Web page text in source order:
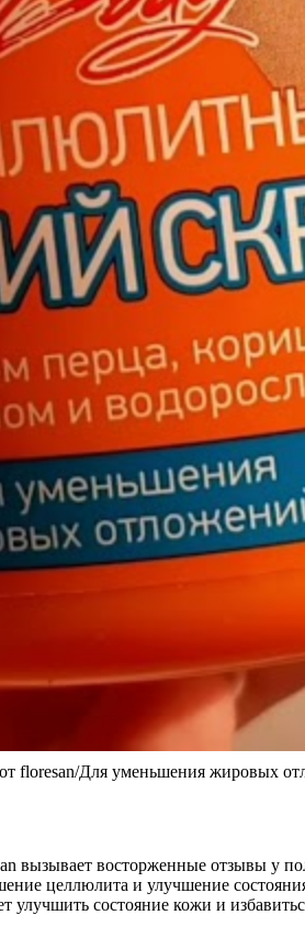
floresan/Для уменьшения жировых
вызывает восторженные отзывы у
целлюлита и улучшение
улучшить состояние кожи и